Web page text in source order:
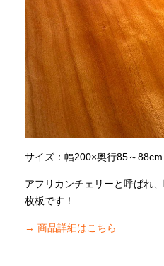
サイズ：幅200×奥行85～88cm
アフリカンチェリーと呼ばれ
枚板です！
→ 商品詳細はこちら